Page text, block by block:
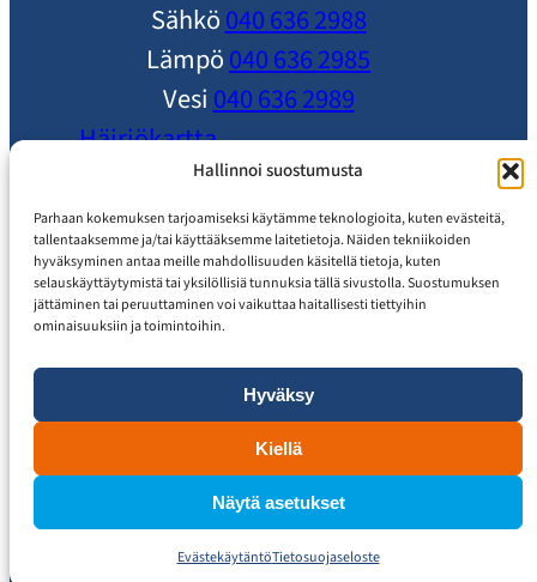
Hallinnoi suostumusta
Parhaan kokemuksen tarjoamiseksi käytämme teknologioita, kuten evästeitä,
tallentaaksemme ja/tai käyttääksemme laitetietoja. Näiden tekniikoiden
hyväksyminen antaa meille mahdollisuuden käsitellä tietoja, kuten
selauskäyttäytymistä tai yksilöllisiä tunnuksia tällä sivustolla. Suostumuksen
jättäminen tai peruuttaminen voi vaikuttaa haitallisesti tiettyihin
ominaisuuksiin ja toimintoihin.
Hyväksy
Kiellä
Näytä asetukset
EvästekäytäntöTietosuojaseloste
Sähkö040 636 2988
Lämpö040 636 2985
Vesi 040 636 2989
Häiriökartta
Ole yhteydessä
Ajankohtaista
Usein Kysytyt Kysymykset
Asiakaspalvelu
Tietosuojaseloste
Saavutettavuusseloste